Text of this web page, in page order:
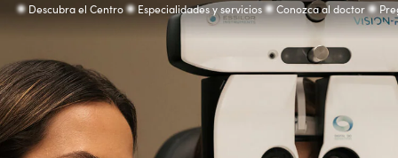
Descubra el Centro Especialidades y servicios Conozca al doctor